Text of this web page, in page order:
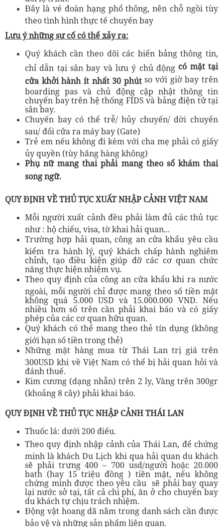
Đây là vé đoàn hạng phổ thông, nên chỗ ngồi tùy
theo tình hình thực tế chuyến bay
Lưu ý những sự cố có thể xảy ra:
Quý khách cần theo dõi các biển bảng thông tin,
chỉ dẫn tại sân bay và lưu ý chủ động có mặt tại
cửa khởi hành ít nhất 30 phútso với giờ bay trên
boarding pas và chủ động cập nhật thông tin
chuyến bay trên hệ thống FIDS và bảng điện tử tại
sân bay.
Chuyến bay có thể trễ/ hủy chuyến/ dời chuyến
sau/ đổi cửa ra máy bay (Gate)
Trẻ em nếu không đi kèm với cha mẹ phải có giấy
ủy quyền (tùy hãng hàng không)
Phụ nữ mang thai phải mang theo sổ khám thai
song ngữ.
QUY ĐỊNH VỀ THỦ TỤC XUẤT NHẬP CẢNH VIỆT NAM
Mỗi người xuất cảnh đều phải làm đủ các thủ tục
như : hộ chiếu, visa, tờ khai hải quan...
Trường hợp hải quan, công an cửa khẩu yêu cầu
kiểm tra hành lý, quý khách chấp hành nghiêm
chỉnh, tạo điều kiện giúp đỡ các cơ quan chức
năng thực hiện nhiệm vụ.
Theo quy định của công an cửa khẩu khi ra nước
ngoài, mỗi người chỉ được mang theo số tiền mặt
không quá 5.000 USD và 15.000.000 VND. Nếu
nhiều hơn số trên cần phải khai báo và có giấy
phép của các cơ quan hữu quan.
Quý khách có thể mang theo thẻ tín dụng (không
giới hạn số tiền trong thẻ)
Những mặt hàng mua từ Thái Lan trị giá trên
300USD khi về Việt Nam có thể bị hải quan hỏi và
đánh thuế.
Kim cương (dạng nhẫn) trên 2 ly, Vàng trên 300gr
(khoảng 8 cây) phải khai báo.
QUY ĐỊNH VỀ THỦ TỤC NHẬP CẢNH THÁI LAN
Thuốc lá: dưới 200 điếu.
Theo quy định nhập cảnh của Thái Lan, để chứng
minh là khách Du Lịch khi qua hải quan du khách
sẽ phải trưng 400 – 700 usd/người hoặc 20.000
bath (hay 15 triệu đồng ) tiền mặt, nếu không
chứng minh được theo yêu cầu sẽ phải bay quay
lại nước sở tại, tất cả chi phí, ăn ở cho chuyến bay
du khách tự chịu trách nhiệm.
Động vật hoang dã nằm trong danh sách cần được
bảo vệ và những sản phẩm liên quan.